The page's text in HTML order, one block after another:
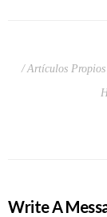
Artículos Propios
Write A